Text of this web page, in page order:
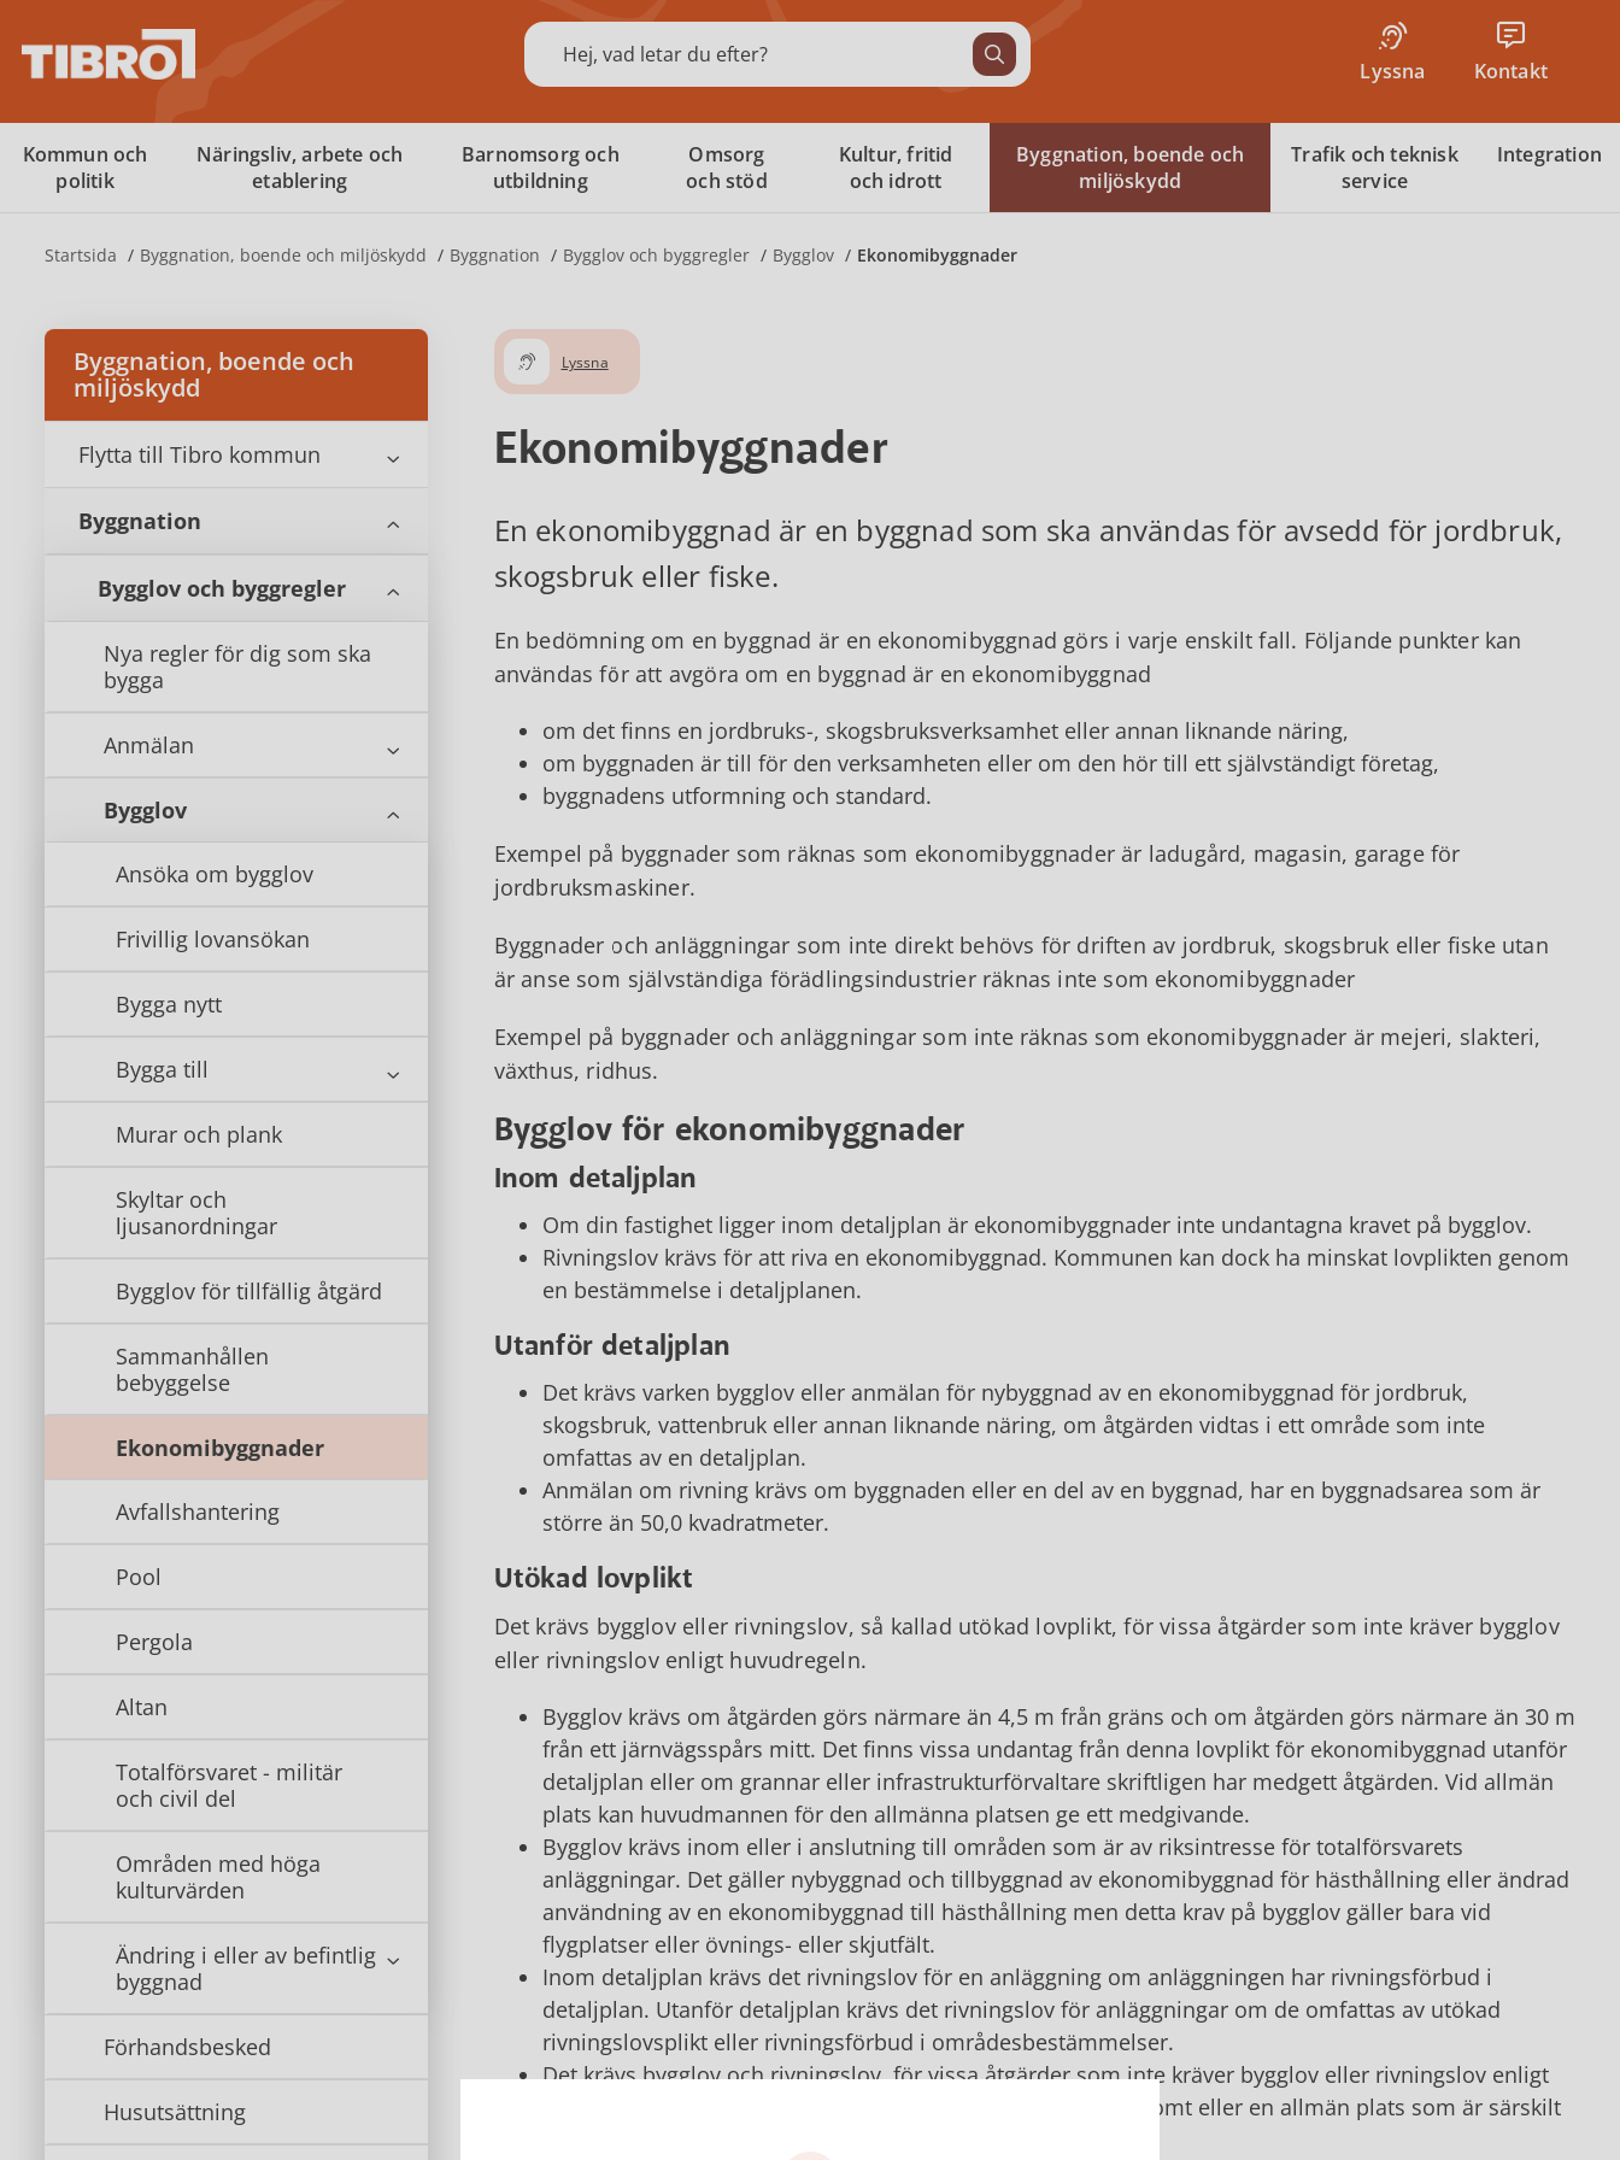
Sök
Lyssna Kontakt
Kommun och
politik
Näringsliv, arbete och
etablering
Barnomsorg och
utbildning
Omsorg
och stöd
Kultur, fritid
och idrott
Byggnation, boende och
miljöskydd
Trafik och teknisk
service
Integration
Startsida Byggnation, boende och miljöskydd Byggnation Bygglov och byggregler Bygglov Ekonomibyggnader
Byggnation, boende och
miljöskydd
Flytta till Tibro kommun
Byggnation
Bygglov och byggregler
Nya regler för dig som ska
bygga
Anmälan
Bygglov
Ansöka om bygglov
Frivillig lovansökan
Bygga nytt
Bygga till
Murar och plank
Skyltar och
ljusanordningar
Bygglov för tillfällig åtgärd
Sammanhållen
bebyggelse
Ekonomibyggnader
Avfallshantering
Pool
Pergola
Altan
Totalförsvaret - militär
och civil del
Områden med höga
kulturvärden
Ändring i eller av befintlig
byggnad
Förhandsbesked
Husutsättning
Lyssna
Ekonomibyggnader
En ekonomibyggnad är en byggnad som ska användas för avsedd för jordbruk,
skogsbruk eller fiske.
En bedömning om en byggnad är en ekonomibyggnad görs i varje enskilt fall. Följande punkter kan
användas för att avgöra om en byggnad är en ekonomibyggnad
om det finns en jordbruks-, skogsbruksverksamhet eller annan liknande näring,
om byggnaden är till för den verksamheten eller om den hör till ett självständigt företag,
byggnadens utformning och standard.
Exempel på byggnader som räknas som ekonomibyggnader är ladugård, magasin, garage för
jordbruksmaskiner.
Byggnader och anläggningar som inte direkt behövs för driften av jordbruk, skogsbruk eller fiske utan
är anse som självständiga förädlingsindustrier räknas inte som ekonomibyggnader
Exempel på byggnader och anläggningar som inte räknas som ekonomibyggnader är mejeri, slakteri,
växthus, ridhus.
Bygglov för ekonomibyggnader
Inom detaljplan
Om din fastighet ligger inom detaljplan är ekonomibyggnader inte undantagna kravet på bygglov.
Rivningslov krävs för att riva en ekonomibyggnad. Kommunen kan dock ha minskat lovplikten genom
en bestämmelse i detaljplanen.
Utanför detaljplan
Det krävs varken bygglov eller anmälan för nybyggnad av en ekonomibyggnad för jordbruk,
skogsbruk, vattenbruk eller annan liknande näring, om åtgärden vidtas i ett område som inte
omfattas av en detaljplan.
Anmälan om rivning krävs om byggnaden eller en del av en byggnad, har en byggnadsarea som är
större än 50,0 kvadratmeter.
Utökad lovplikt
Det krävs bygglov eller rivningslov, så kallad utökad lovplikt, för vissa åtgärder som inte kräver bygglov
eller rivningslov enligt huvudregeln.
Bygglov krävs om åtgärden görs närmare än 4,5 m från gräns och om åtgärden görs närmare än 30 m
från ett järnvägsspårs mitt. Det finns vissa undantag från denna lovplikt för ekonomibyggnad utanför
detaljplan eller om grannar eller infrastrukturförvaltare skriftligen har medgett åtgärden. Vid allmän
plats kan huvudmannen för den allmänna platsen ge ett medgivande.
Bygglov krävs inom eller i anslutning till områden som är av riksintresse för totalförsvarets
anläggningar. Det gäller nybyggnad och tillbyggnad av ekonomibyggnad för hästhållning eller ändrad
användning av en ekonomibyggnad till hästhållning men detta krav på bygglov gäller bara vid
flygplatser eller övnings- eller skjutfält.
Inom detaljplan krävs det rivningslov för en anläggning om anläggningen har rivningsförbud i
detaljplan. Utanför detaljplan krävs det rivningslov för anläggningar om de omfattas av utökad
rivningslovsplikt eller rivningsförbud i områdesbestämmelser.
Det krävs bygglov och rivningslov, för vissa åtgärder som inte kräver bygglov eller rivningslov enligt
huvudregeln om de avser en byggnad, bebyggelseområde, tomt eller en allmän plats som är särskilt